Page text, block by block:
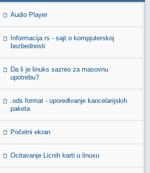
Audio Player
Informacija.rs - sajt o kompjuterskoj
bezbednosti
Da li je linuks sazreo za masovnu
upotrebu?
.ods format - upoređivanje kancelarijskih
paketa
Početni ekran
Ocitavanje Licnih karti u linuxu